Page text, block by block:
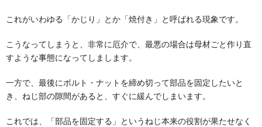
これがいわゆる「かじり」とか「焼付き」と呼ばれる現象です。
こうなってしまうと、非常に厄介で、最悪の場合は母材ごと作り直
すような事態になってしまします。
一方で、最後にボルト・ナットを締め切って部品を固定したいと
き、ねじ部の隙間があると、すぐに緩んでしまいます。
これでは、「部品を固定する」というねじ本来の役割が果たせなく